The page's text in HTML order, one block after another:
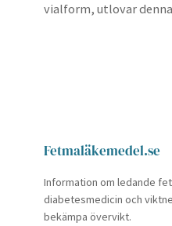
vialform, utlovar
Fetmaläkemedel.se
Information om ledande
diabetesmedicin och
bekämpa övervikt.